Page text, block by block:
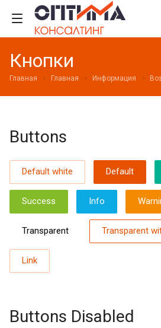
Кнопки
Главная Главная Информация
Buttons
Default white Default
Success Info
Transparent Transparent
Link
Buttons Disabled